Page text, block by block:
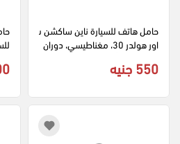
حامل هاتف للسيارة ناين ساكشن ب
550 جنيه